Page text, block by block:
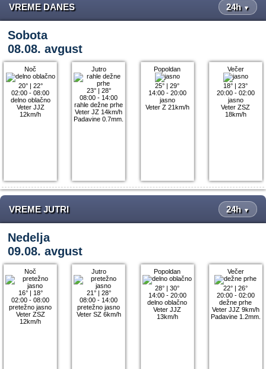
VREME DANES 24h ▼
Sobota
08.08. avgust
Noč
20°| 22°
02:00 - 08:00
delno oblačno
Veter JJZ
12km/h
Jutro
23°| 28°
08:00 - 14:00
rahle dežne prhe
Veter JZ 14km/h
Padavine 0.7mm.
Popoldan
25° |29°
14:00 - 20:00
jasno
Veter Z 21km/h
Večer
18° |23°
20:00 - 02:00
jasno
Veter ZSZ
18km/h
VREME JUTRI 24h ▼
Nedelja
09.08. avgust
Noč
16°| 18°
02:00 - 08:00
pretežno jasno
Veter ZSZ
12km/h
Jutro
21°| 28°
08:00 - 14:00
pretežno jasno
Veter SZ 6km/h
Popoldan
28° |30°
14:00 - 20:00
delno oblačno
Veter JJZ
13km/h
Večer
22° |26°
20:00 - 02:00
dežne prhe
Veter JJZ 9km/h
Padavine 1.2mm.